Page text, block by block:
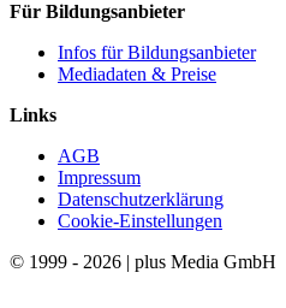
Für Bildungsanbieter
Infos für Bildungsanbieter
Mediadaten & Preise
Links
AGB
Impressum
Datenschutzerklärung
Cookie-Einstellungen
© 1999 - 2026 | plus Media GmbH